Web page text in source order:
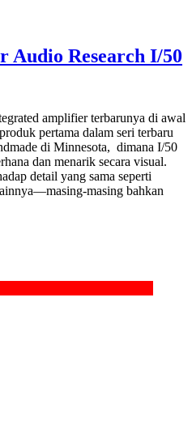
Research I/50
amplifier terbarunya di awal
pertama dalam seri terbaru
di Minnesota, dimana I/50
dan menarik secara visual.
detail yang sama seperti
masing bahkan